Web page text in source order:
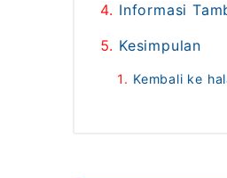
Informasi
Kesimpulan
Kembali ke